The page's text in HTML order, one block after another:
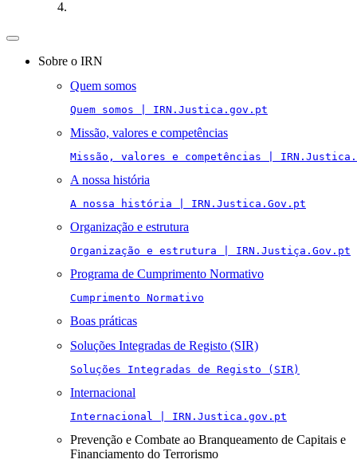
Toggle
navigationSobre o IRN
Quem somos
Quem somos | IRN.Justica.gov.pt
Missão, valores e competências
Missão, valores e competências |
A nossa história
A nossa história | IRN.Justica.Gov.pt
Organização e estrutura
Organização e estrutura | IRN.Justiça.Gov.pt
Programa de Cumprimento Normativo
Cumprimento Normativo
Boas práticas
Soluções Integradas de Registo (SIR)
Soluções Integradas de Registo (SIR)
Internacional
Internacional | IRN.Justica.gov.pt
Prevenção e Combate ao Branqueamento de Capitais e
Financiamento do Terrorismo